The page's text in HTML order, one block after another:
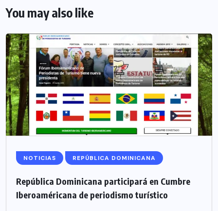
You may also like
NOTICIAS REPÚBLICA DOMINICANA
República Dominicana participará en Cumbre
Iberoaméricana de periodismo turístico